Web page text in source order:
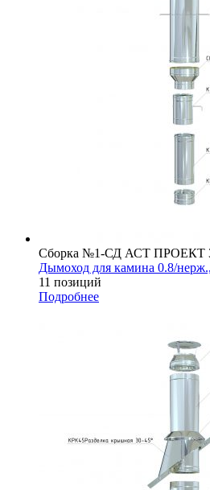
Сборка №1-СД АСТ ПРОЕКТ
Дымоход для камина 0.8/
11 позиций
Подробнее